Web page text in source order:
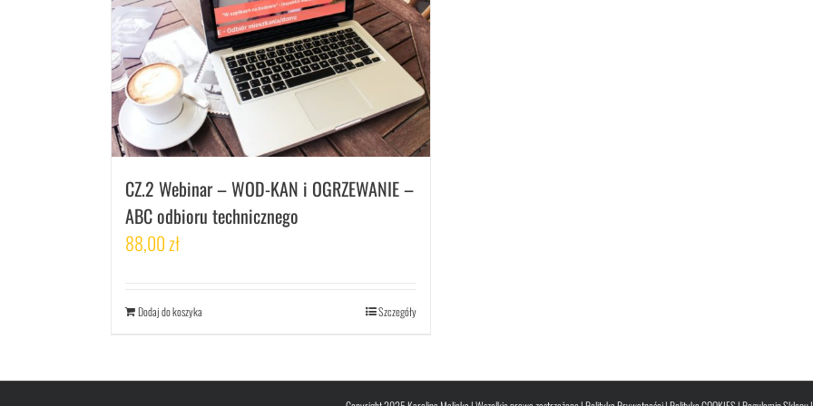
CZ.2 Webinar – WOD-KAN i OGRZEWANIE –
ABC odbioru technicznego
88,00zł
Dodaj do koszyka Szczegóły